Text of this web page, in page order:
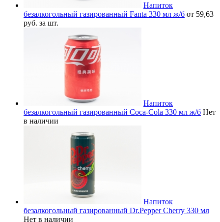
Напиток
безалкогольный газированный Fanta 330 мл ж/б от 59,63
руб. за шт.
Напиток
безалкогольный газированный Coca-Cola 330 мл ж/б Нет
в наличии
Напиток
безалкогольный газированный Dr.Pepper Cherry 330 мл
Нет в наличии